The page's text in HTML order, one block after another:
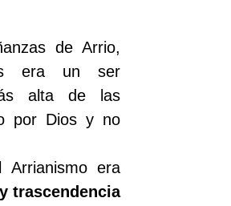
de Arrio,
era un ser
alta de las
por Dios y no
trascendencia